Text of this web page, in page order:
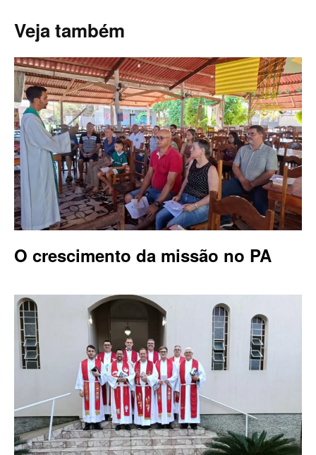
Veja também
O crescimento da missão no PA